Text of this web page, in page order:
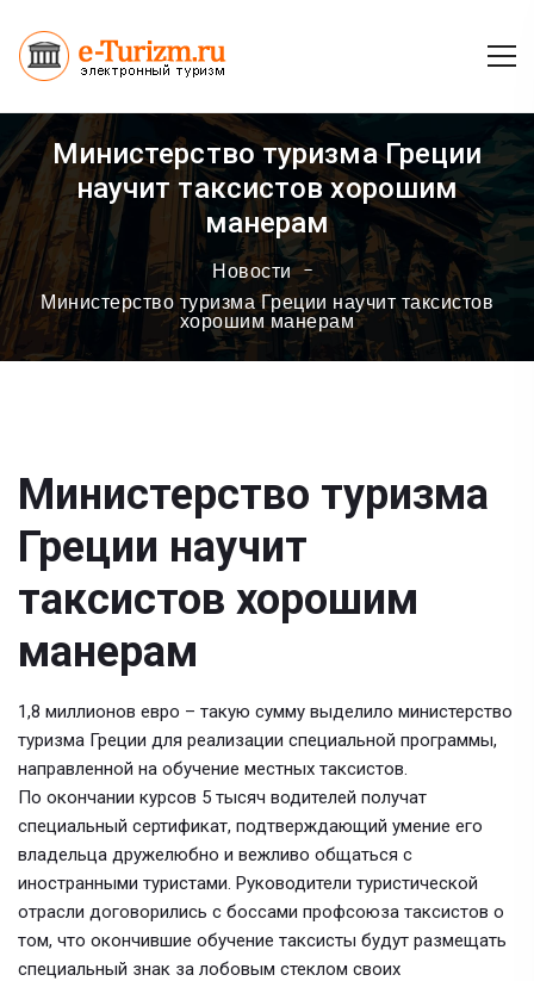
Министерство туризма Греции
научит таксистов хорошим
манерам
Новости
Министерство туризма Греции научит таксистов
хорошим манерам
Министерство туризма
Греции научит
таксистов хорошим
манерам
1,8 миллионов евро – такую сумму выделило министерство
туризма Греции для реализации специальной программы,
направленной на обучение местных таксистов.
По окончании курсов 5 тысяч водителей получат
специальный сертификат, подтверждающий умение его
владельца дружелюбно и вежливо общаться с
иностранными туристами. Руководители туристической
отрасли договорились с боссами профсоюза таксистов о
том, что окончившие обучение таксисты будут размещать
специальный знак за лобовым стеклом своих